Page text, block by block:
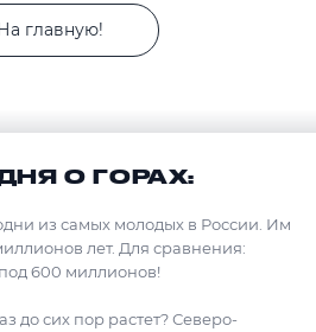
главную!
О ГОРАХ:
из самых молодых в России. Им
лет. Для сравнения:
600 миллионов!
до сих пор растет? Северо-